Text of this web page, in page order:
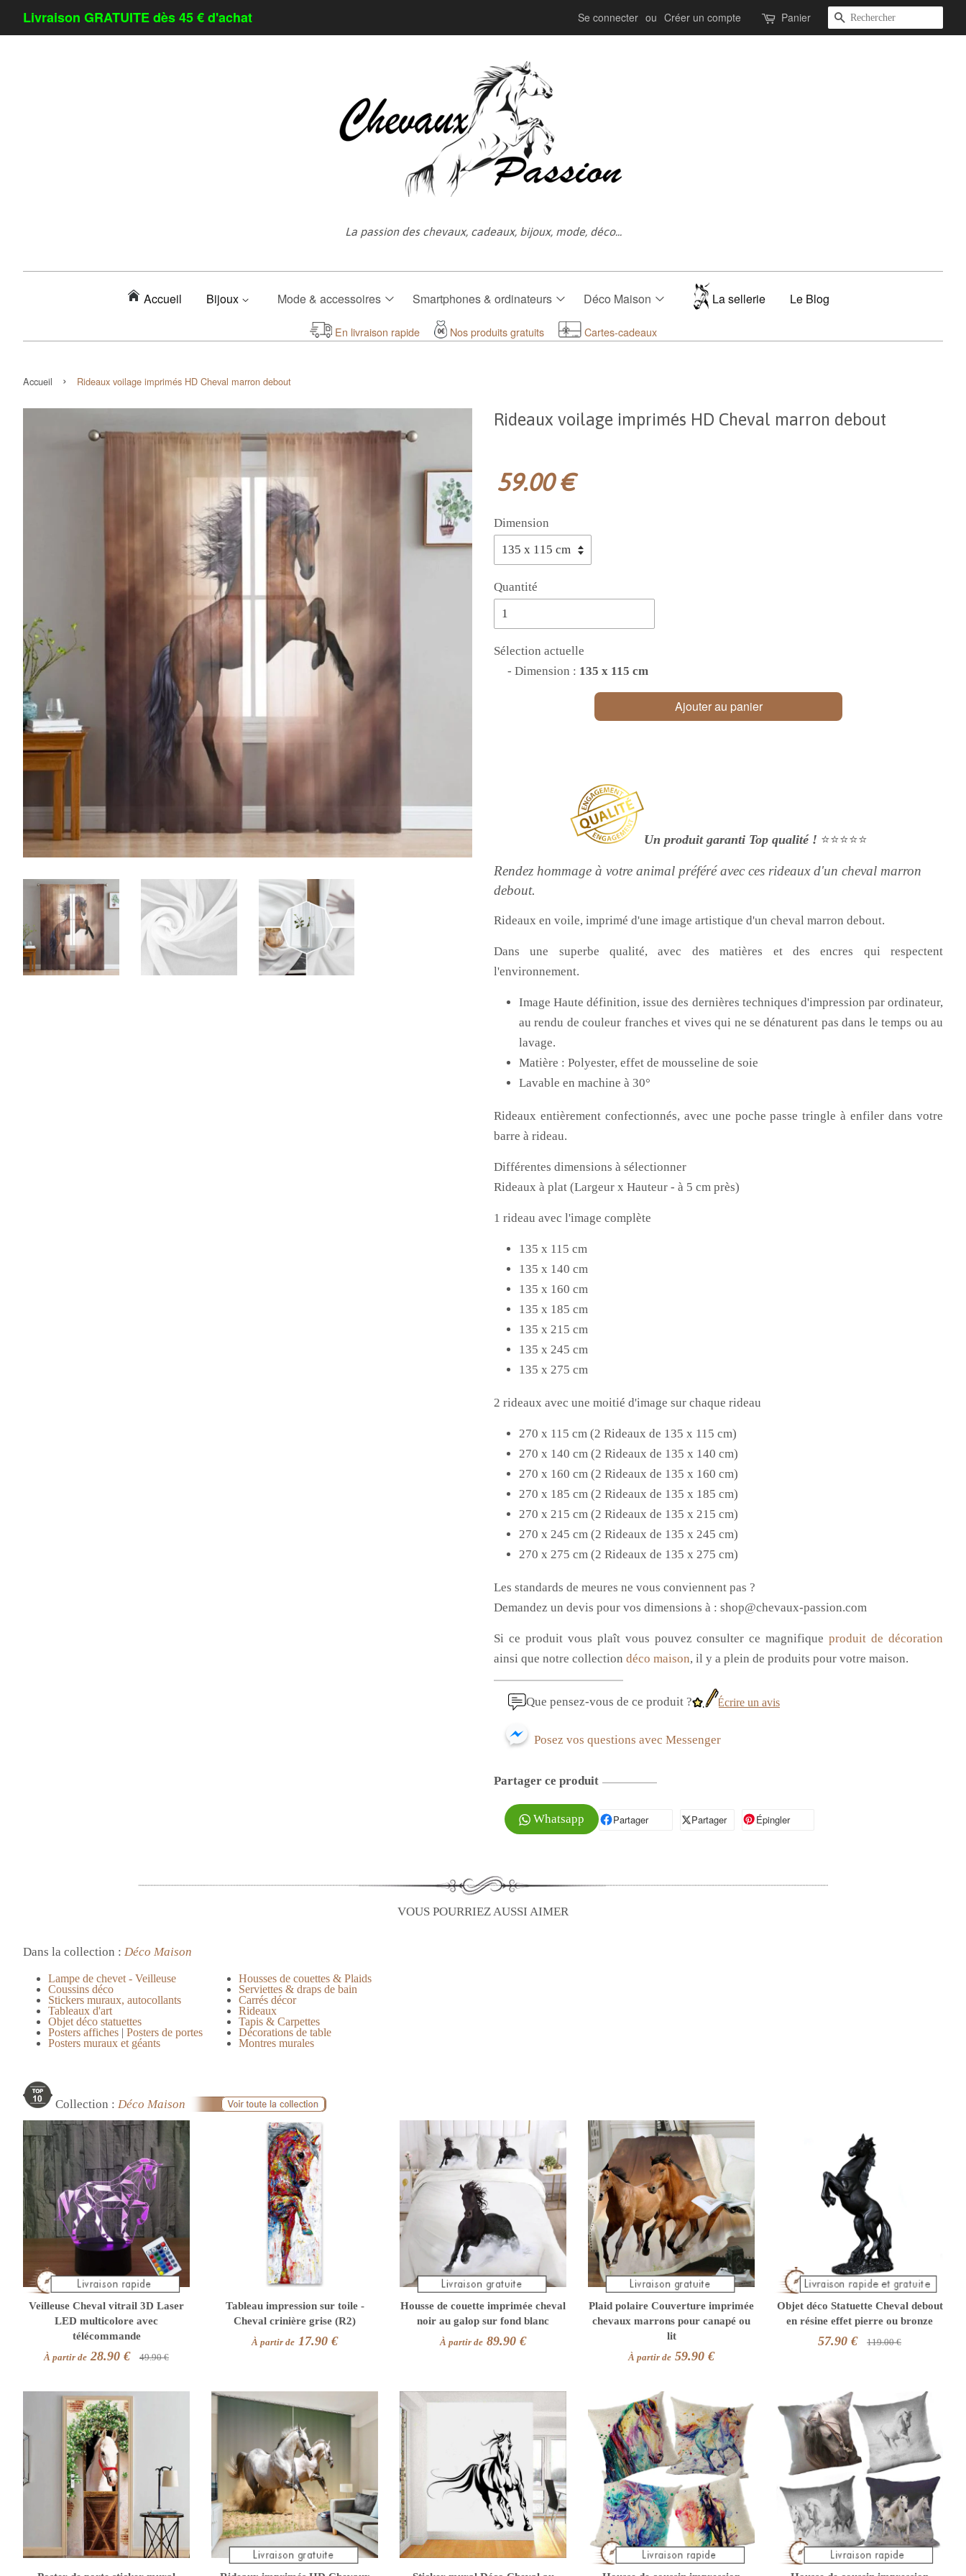
Livraison GRATUITE dès 45 € d'achat Se connecter ou Créer un compte Panier Recherche
La passion des chevaux, cadeaux, bijoux, mode, déco...
Accueil Bijoux Mode & accessoires Smartphones & ordinateurs Déco Maison La sellerie Le Blog
En livraison rapide Nos produits gratuits Cartes-cadeaux
Accueil › Rideaux voilage imprimés HD Cheval marron debout
Rideaux voilage imprimés HD Cheval marron debout
59.00 €
Dimension
Quantité
Sélection actuelle
- Dimension : 135 x 115 cm
Ajouter au panier
Un produit garanti Top qualité ! ⭐⭐⭐⭐⭐
Rendez hommage à votre animal préféré avec ces rideaux d'un cheval marron
debout.
Rideaux en voile, imprimé d'une image artistique d'un cheval marron debout.
Dans une superbe qualité, avec des matières et des encres qui respectent
l'environnement.
Image Haute définition, issue des dernières techniques d'impression par ordinateur,
au rendu de couleur franches et vives qui ne se dénaturent pas dans le temps ou au
lavage.
Matière : Polyester, effet de mousseline de soie
Lavable en machine à 30°
Rideaux entièrement confectionnés, avec une poche passe tringle à enfiler dans votre
barre à rideau.
Différentes dimensions à sélectionner
Rideaux à plat (Largeur x Hauteur - à 5 cm près)
1 rideau avec l'image complète
135 x 115 cm
135 x 140 cm
135 x 160 cm
135 x 185 cm
135 x 215 cm
135 x 245 cm
135 x 275 cm
2 rideaux avec une moitié d'image sur chaque rideau
270 x 115 cm (2 Rideaux de 135 x 115 cm)
270 x 140 cm (2 Rideaux de 135 x 140 cm)
270 x 160 cm (2 Rideaux de 135 x 160 cm)
270 x 185 cm (2 Rideaux de 135 x 185 cm)
270 x 215 cm (2 Rideaux de 135 x 215 cm)
270 x 245 cm (2 Rideaux de 135 x 245 cm)
270 x 275 cm (2 Rideaux de 135 x 275 cm)
Les standards de meures ne vous conviennent pas ?
Demandez un devis pour vos dimensions à : shop@chevaux-passion.com
Si ce produit vous plaît vous pouvez consulter ce magnifiqueproduit de décoration
ainsi que notre collection déco maison, il y a plein de produits pour votre maison.
Que pensez-vous de ce produit ? Écrire un avis
Posez vos questions avec Messenger
Partager ce produit
Whatsapp PartagerPartager sur Facebook
Partager
Partager sur XÉpinglerÉpingler sur Pinterest
VOUS POURRIEZ AUSSI AIMER
Dans la collection : Déco Maison
Lampe de chevet - Veilleuse
Coussins déco
Stickers muraux, autocollants
Tableaux d'art
Objet déco statuettes
Posters affiches | Posters de portes
Posters muraux et géants
Housses de couettes & Plaids
Serviettes & draps de bain
Carrés décor
Rideaux
Tapis & Carpettes
Décorations de table
Montres murales
Collection : Déco Maison
Veilleuse Cheval vitrail 3D Laser
LED multicolore avec
télécommande
À partir de 28.90 € 49.90 €
Tableau impression sur toile -
Cheval crinière grise (R2)
À partir de 17.90 €
Housse de couette imprimée cheval
noir au galop sur fond blanc
À partir de 89.90 €
Plaid polaire Couverture imprimée
chevaux marrons pour canapé ou
lit
À partir de 59.90 €
Objet déco Statuette Cheval debout
en résine effet pierre ou bronze
57.90 € 119.00 €